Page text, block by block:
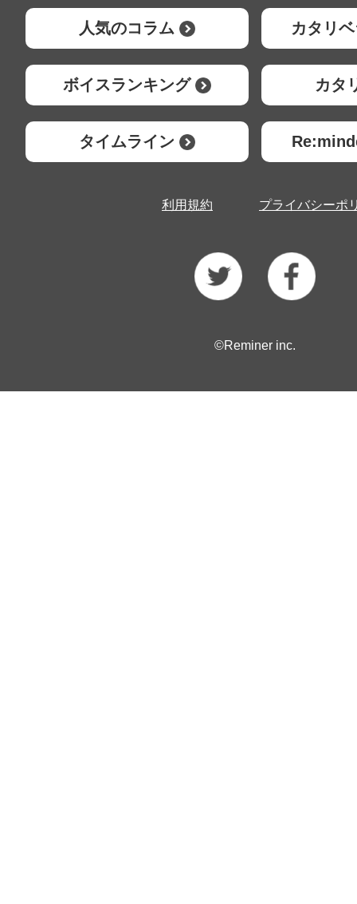
人気のコラム カタリ
ボイスランキング カタ
タイムライン
利用規約 プライバシーポ
©Reminer inc.